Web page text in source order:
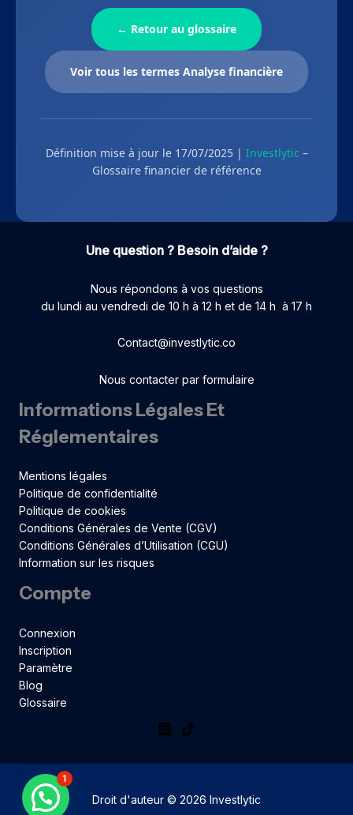
← Retour au glossaire
Voir tous les termes Analyse financière
Définition mise à jour le 17/07/2025 | Investlytic –
Glossaire financier de référence
Une question ? Besoin d’aide ?
Nous répondons à vos questions
du lundi au vendredi de 10 h à 12 h et de 14 h à 17 h
Contact@investlytic.co
Nous contacter par formulaire
Informations Légales Et
Réglementaires
Mentions légales
Politique de confidentialité
Politique de cookies
Conditions Générales de Vente (CGV)
Conditions Générales d’Utilisation (CGU)
Information sur les risques
Compte
Connexion
Inscription
Paramètre
Blog
Glossaire
Droit d'auteur © 2026 Investlytic
1